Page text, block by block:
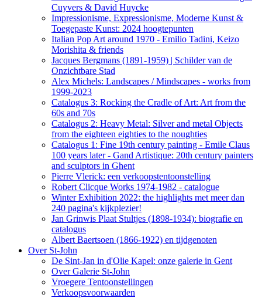
Cuyvers & David Huycke
Impressionisme, Expressionisme, Moderne Kunst &
Toegepaste Kunst: 2024 hoogtepunten
Italian Pop Art around 1970 - Emilio Tadini, Keizo
Morishita & friends
Jacques Bergmans (1891-1959) | Schilder van de
Onzichtbare Stad
Alex Michels: Landscapes / Mindscapes - works from
1999-2023
Catalogus 3: Rocking the Cradle of Art: Art from the
60s and 70s
Catalogus 2: Heavy Metal: Silver and metal Objects
from the eighteen eighties to the noughties
Catalogus 1: Fine 19th century painting - Emile Claus
100 years later - Gand Artistique: 20th century painters
and sculptors in Ghent
Pierre Vlerick: een verkoopstentoonstelling
Robert Clicque Works 1974-1982 - catalogue
Winter Exhibition 2022: the highlights met meer dan
240 pagina's kijkplezier!
Jan Grinwis Plaat Stultjes (1898-1934): biografie en
catalogus
Albert Baertsoen (1866-1922) en tijdgenoten
Over St-John
De Sint-Jan in d'Olie Kapel: onze galerie in Gent
Over Galerie St-John
Vroegere Tentoonstellingen
Verkoopsvoorwaarden